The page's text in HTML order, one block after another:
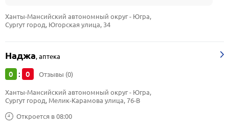
Ханты-Мансийский автономный округ - Югра,
Сургут город, Югорская улица, 34
Наджа,аптека
0 : 0 Отзывы (0)
Откроется в 08:00
Ханты-Мансийский автономный округ - Югра,
Сургут город, Мелик-Карамова улица, 76-В